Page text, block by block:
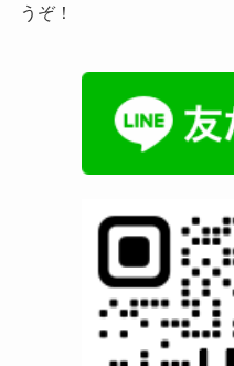
うぞ！